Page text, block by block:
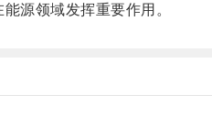
源领域发挥重要作用。